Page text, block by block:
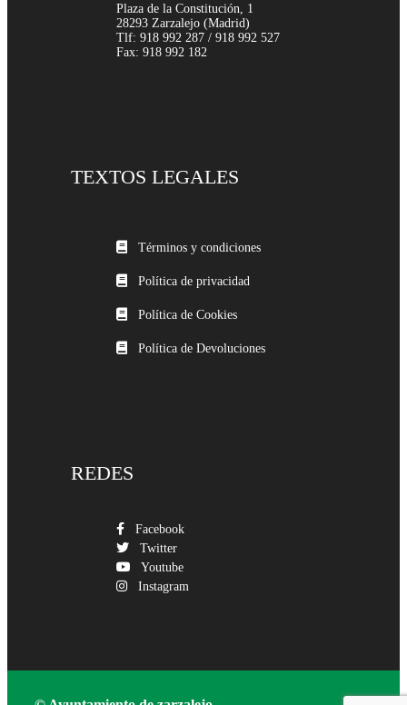
Plaza de la Constitución, 1
28293 Zarzalejo (Madrid)
Tlf: 918 992 287 / 918 992 527
Fax: 918 992 182
TEXTOS LEGALES
Términos y condiciones
Política de privacidad
Política de Cookies
Política de Devoluciones
REDES
Facebook
Twitter
Youtube
Instagram